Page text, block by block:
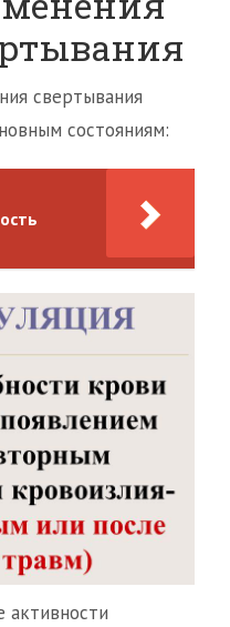
свертывания
состояниям:
активности